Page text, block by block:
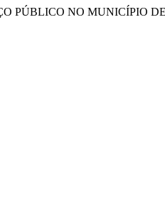
PÚBLICO NO MUNICÍPIO